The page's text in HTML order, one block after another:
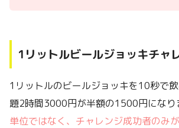
1リットルビールジョッキチャ
1リットルのビールジョッキを10秒で
題2時間3000円が半額の1500円になり
単位ではなく、チャレンジ成功者のみ